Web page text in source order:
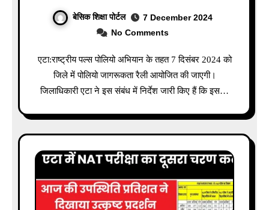
बेसिक शिक्षा पोर्टल
7 December 2024
No Comments
एटा:राष्ट्रीय पल्स पोलियो अभियान के तहत 7 दिसंबर 2024 को
जिले में पोलियो जागरूकता रैली आयोजित की जाएगी।
जिलाधिकारी एटा ने इस संबंध में निर्देश जारी किए हैं कि इस…